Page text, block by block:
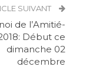
SUIVANT
de l’Amitié-
Début ce
dimanche 02
décembre